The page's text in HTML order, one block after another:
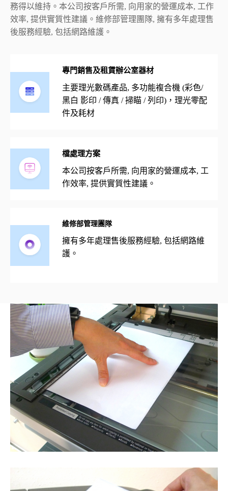
務得以維持。本公司按客戶所需, 向用家的營運成本, 工作
效率, 提供實質性建議。維修部管理團隊, 擁有多年處理售
後服務經驗, 包括網路維護。
專門銷售及租賃辦公室器材
主要理光數碼產品, 多功能複合機 (彩色/
黑白 影印 / 傳真 / 掃瞄 / 列印)，理光零配
件及耗材
檔處理方案
本公司按客戶所需, 向用家的營運成本, 工
作效率, 提供實質性建議。
維修部管理團隊
擁有多年處理售後服務經驗, 包括網路維
護。